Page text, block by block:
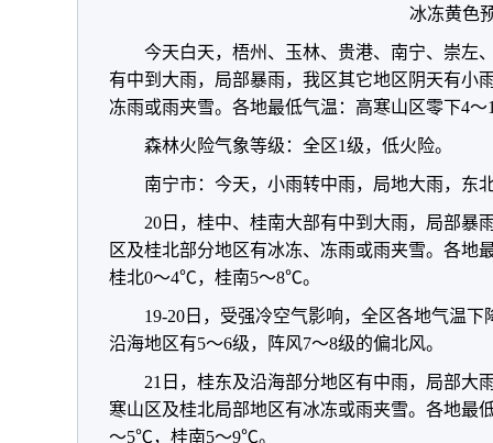
冰冻黄色
今天白天，梧州、玉林、贵港、南宁、崇左
有中到大雨，局部暴雨，我区其它地区阴天有小
冻雨或雨夹雪。各地最低气温：高寒山区零下4
森林火险气象等级：全区1级，低火险。
南宁市：今天，小雨转中雨，局地大雨，
20日，桂中、桂南大部有中到大雨，局部暴
区及桂北部分地区有冰冻、冻雨或雨夹雪。各
桂北0～4℃，桂南5～8℃。
19-20日，受强冷空气影响，全区各地气温
沿海地区有5～6级，阵风7～8级的偏北风。
21日，桂东及沿海部分地区有中雨，局部大
寒山区及桂北局部地区有冰冻或雨夹雪。各地最
～5℃，桂南5～9℃。